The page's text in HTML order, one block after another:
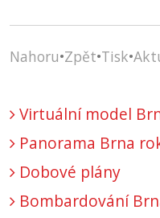
Nahoru•Zpět•Tisk•
Virtuální model
Panorama Brna
Dobové plány
Bombardování